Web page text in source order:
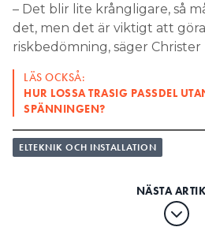
– Det blir lite krångligare, så
det, men det är viktigt att
riskbedömning, säger Christer
LÄS OCKSÅ:
HUR LOSSA TRASIG PASSDEL
SPÄNNINGEN?
ELTEKNIK OCH INSTALLATION